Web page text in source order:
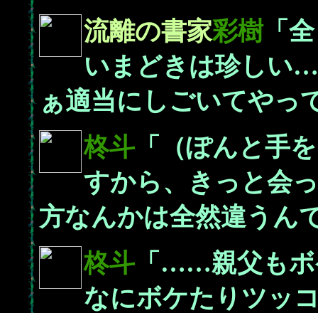
流離の書家彩樹「
いまどきは珍しい
ぁ適当にしごいてやっ
柊斗「（ぽんと手
すから、きっと会
方なんかは全然違うん
柊斗「……親父も
なにボケたりツッ